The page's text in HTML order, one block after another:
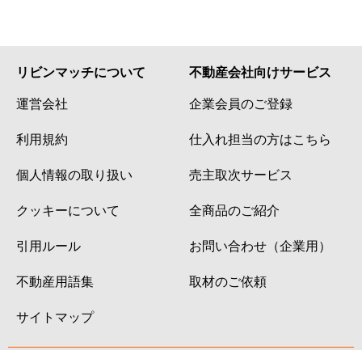
リビンマッチについて
運営会社
利用規約
個人情報の取り扱い
クッキーについて
引用ルール
不動産用語集
サイトマップ
不動産会社向けサービス
企業会員のご登録
仕入れ担当の方はこちら
売主取次サービス
全商品のご紹介
お問い合わせ（企業用）
取材のご依頼